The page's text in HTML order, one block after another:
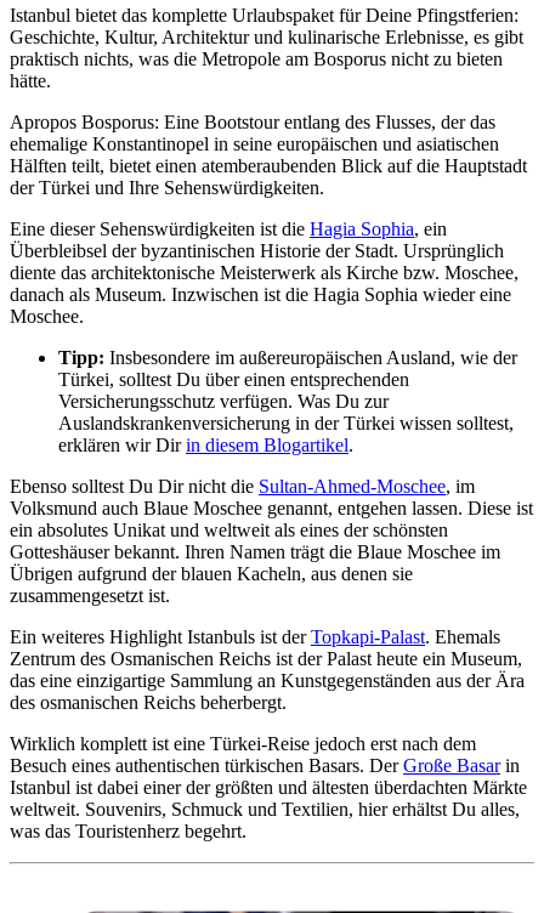
Istanbul bietet das komplette Urlaubspaket für Deine Pfingstferien:
Geschichte, Kultur, Architektur und kulinarische Erlebnisse, es gibt
praktisch nichts, was die Metropole am Bosporus nicht zu bieten
hätte.
Apropos Bosporus: Eine Bootstour entlang des Flusses, der das
ehemalige Konstantinopel in seine europäischen und asiatischen
Hälften teilt, bietet einen atemberaubenden Blick auf die Hauptstadt
der Türkei und Ihre Sehenswürdigkeiten.
Eine dieser Sehenswürdigkeiten ist die Hagia Sophia, ein
Überbleibsel der byzantinischen Historie der Stadt. Ursprünglich
diente das architektonische Meisterwerk als Kirche bzw. Moschee,
danach als Museum. Inzwischen ist die Hagia Sophia wieder eine
Moschee.
Tipp: Insbesondere im außereuropäischen Ausland, wie der
Türkei, solltest Du über einen entsprechenden
Versicherungsschutz verfügen. Was Du zur
Auslandskrankenversicherung in der Türkei wissen solltest,
erklären wir Dirin diesem Blogartikel.
Ebenso solltest Du Dir nicht die Sultan-Ahmed-Moschee, im
Volksmund auch Blaue Moschee genannt, entgehen lassen. Diese ist
ein absolutes Unikat und weltweit als eines der schönsten
Gotteshäuser bekannt. Ihren Namen trägt die Blaue Moschee im
Übrigen aufgrund der blauen Kacheln, aus denen sie
zusammengesetzt ist.
Ein weiteres Highlight Istanbuls ist derTopkapi-Palast. Ehemals
Zentrum des Osmanischen Reichs ist der Palast heute ein Museum,
das eine einzigartige Sammlung an Kunstgegenständen aus der Ära
des osmanischen Reichs beherbergt.
Wirklich komplett ist eine Türkei-Reise jedoch erst nach dem
Besuch eines authentischen türkischen Basars. DerGroße Basarin
Istanbul ist dabei einer der größten und ältesten überdachten Märkte
weltweit. Souvenirs, Schmuck und Textilien, hier erhältst Du alles,
was das Touristenherz begehrt.